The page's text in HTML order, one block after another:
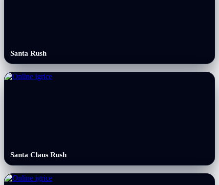
Santa Rush
Santa Claus Rush